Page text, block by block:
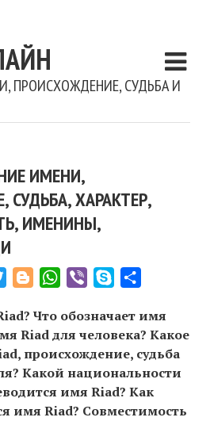
ПРОИСХОЖДЕНИЕ, СУДЬБА И
ИМЕНИ,
ХАРАКТЕР,
ИМЕНИНЫ,
TwitterBloggerWhatsApp
Viber Skype
Что обозначает имя
Riad для человека? Какое
происхождение, судьба
Какой национальности
имя Riad? Как
имя Riad? Совместимость